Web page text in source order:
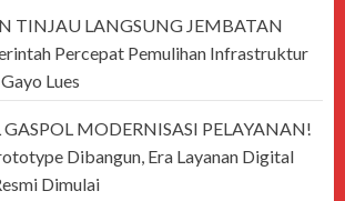
TINJAU LANGSUNG JEMBATAN
Percepat Pemulihan Infrastruktur
Lues
GASPOL MODERNISASI PELAYANAN!
Dibangun, Era Layanan Digital
Dimulai